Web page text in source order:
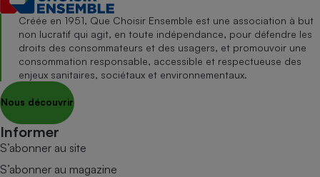
Créée en 1951, Que Choisir Ensemble est une association à but
non lucratif qui agit, en toute indépendance, pour défendre les
droits des consommateurs et des usagers, et promouvoir une
consommation responsable, accessible et respectueuse des
enjeux sanitaires, sociétaux et environnementaux.
Nous découvrir
Informer
S’abonner au site
S’abonner au magazine